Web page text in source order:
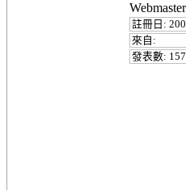
Webmaster
註冊日:
來自:
發表數: